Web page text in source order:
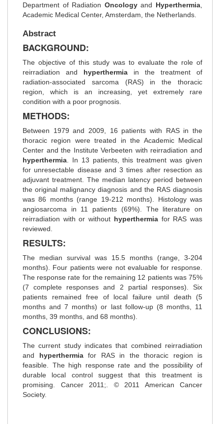
Department of Radiation Oncologyand Hyperthermia
Academic Medical Center, Amsterdam, the Netherlands.
Abstract
BACKGROUND:
The objective of this study was to evaluate the role of
reirradiation and hyperthermia in the treatment of
radiation-associated sarcoma (RAS) in the thoracic
region, which is an increasing, yet extremely rare
condition with a poor prognosis.
METHODS:
Between 1979 and 2009, 16 patients with RAS in the
thoracic region were treated in the Academic Medical
Center and the Institute Verbeeten with reirradiation and
hyperthermia . In 13 patients, this treatment was given
for unresectable disease and 3 times after resection as
adjuvant treatment. The median latency period between
the original malignancy diagnosis and the RAS diagnosis
was 86 months (range 19-212 months). Histology was
angiosarcoma in 11 patients (69%). The literature on
reirradiation with or without hyperthermiafor RAS was
reviewed.
RESULTS:
The median survival was 15.5 months (range, 3-204
months). Four patients were not evaluable for response.
The response rate for the remaining 12 patients was 75%
(7 complete responses and 2 partial responses). Six
patients remained free of local failure until death (5
months and 7 months) or last follow-up (8 months, 11
months, 39 months, and 68 months).
CONCLUSIONS:
The current study indicates that combined reirradiation
and hyperthermiafor RAS in the thoracic region is
feasible. The high response rate and the possibility of
durable local control suggest that this treatment is
promising. Cancer 2011;. © 2011 American Cancer
Society.